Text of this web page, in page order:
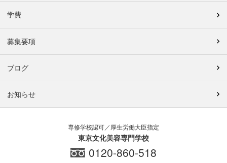
学費
募集要項
ブログ
お知らせ
専修学校認可／厚生労働大臣指定
東京文化美容専門学校
0120-860-518